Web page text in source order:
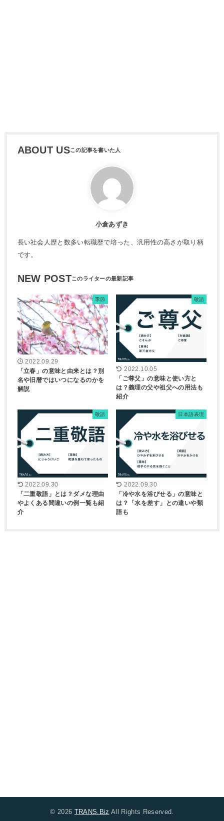
ABOUT US
小倉あずき
長い社会人歴と数多い転職歴で培った、汎用性の高さが取り柄
です。
NEW POST
季節
2022.09.29
「立春」の意味と由来とは？別
名や旧暦ではいつになるのかを
解説
敬語
2022.10.05
「ご尊父」の意味と使い方と
は？義理の父や祖父への用法も
紹介
敬語
2022.09.30
「二重敬語」とは？ダメな理由
やよくある間違いの例一覧も紹
介
日本語表現
2022.09.30
「冷や水を浴びせる」の意味と
は？「水を差す」との違いや類
語も
© 2026 TRANS.Biz All Rights Reserved.